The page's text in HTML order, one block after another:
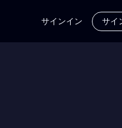
サインイン サイ